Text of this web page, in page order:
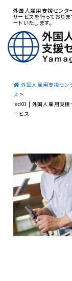
外国人雇用支援センタ
サービスを行っており
ートいたします。
外国人雇用支援セ
ス >
ed01 | 外国人雇用支援
ービス